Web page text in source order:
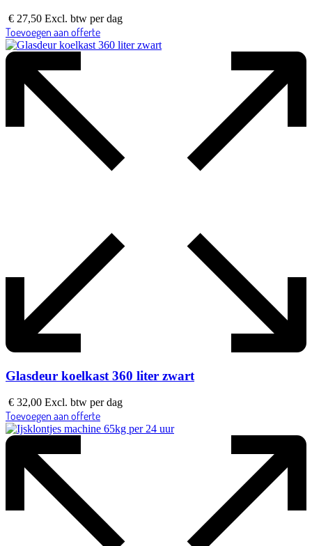
€ 27,50 Excl. btw per dag
Toevoegen aan offerte
Glasdeur koelkast 360 liter zwart
€ 32,00 Excl. btw per dag
Toevoegen aan offerte